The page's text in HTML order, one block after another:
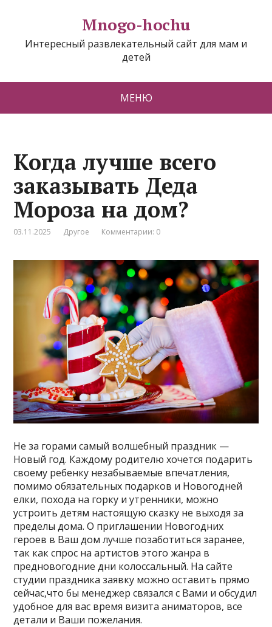
Mnogo-hochu
Интересный развлекательный сайт для мам и
детей
МЕНЮ
Когда лучше всего
заказывать Деда
Мороза на дом?
03.11.2025 Другое Комментарии: 0
Не за горами самый волшебный праздник —
Новый год. Каждому родителю хочется подарить
своему ребенку незабываемые впечатления,
помимо обязательных подарков и Новогодней
елки, похода на горку и утренники, можно
устроить детям настоящую сказку не выходя за
пределы дома. О приглашении Новогодних
героев в Ваш дом лучше позаботиться заранее,
так как спрос на артистов этого жанра в
предновогодние дни колоссальный. На сайте
студии праздника заявку можно оставить прямо
сейчас,что бы менеджер связался с Вами и обсудил
удобное для вас время визита аниматоров, все
детали и Ваши пожелания.